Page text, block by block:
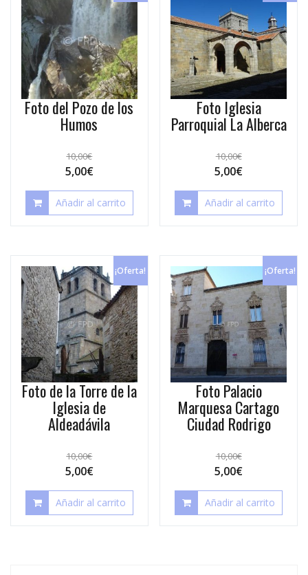
Foto del Pozo de los
Humos
10,00€
5,00€
Añadir al carrito
Foto Iglesia
Parroquial La Alberca
10,00€
5,00€
Añadir al carrito
¡Oferta!
Foto de la Torre de la
Iglesia de
Aldeadávila
10,00€
5,00€
Añadir al carrito
¡Oferta!
Foto Palacio
Marquesa Cartago
Ciudad Rodrigo
10,00€
5,00€
Añadir al carrito